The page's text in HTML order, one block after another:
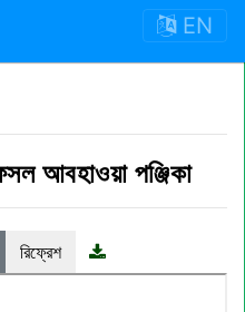
EN
আবহাওয়া পঞ্জিকা
রিফ্রেশ